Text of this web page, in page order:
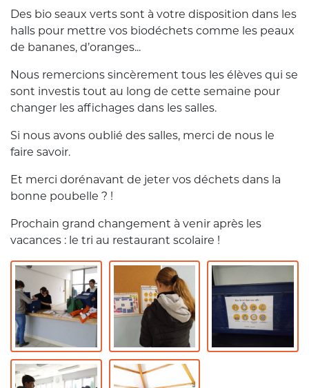
Des bio seaux verts sont à votre disposition dans les
halls pour mettre vos biodéchets comme les peaux
de bananes, d’oranges...
Nous remercions sincèrement tous les élèves qui se
sont investis tout au long de cette semaine pour
changer les affichages dans les salles.
Si nous avons oublié des salles, merci de nous le
faire savoir.
Et merci dorénavant de jeter vos déchets dans la
bonne poubelle ? !
Prochain grand changement à venir après les
vacances : le tri au restaurant scolaire !